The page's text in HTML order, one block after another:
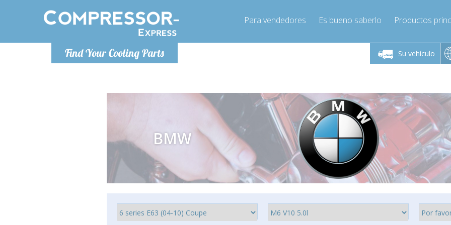
Find Your Cooling Parts
Para vendedores Es bueno saberlo Productos
Su vehículo
De lunes a viernes de 9:00 a De lunes a viernes de 9:00 a
16:00
Info@compressor-express.es
De lunes a
BMW